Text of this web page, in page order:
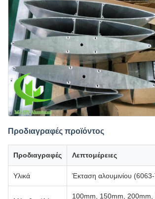
Προδιαγραφές προϊόντος
Προδιαγραφές Λεπτομέρειες
Υλικά Έκταση αλουμινίου
100mm, 150mm, 200mm,